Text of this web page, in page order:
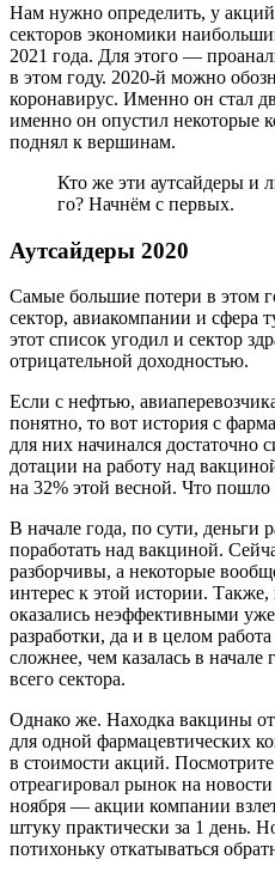
Нам нужно определить, у
секторов экономики
2021 года. Для этого —
в этом году. 2020-й можно
коронавирус. Именно он стал
именно он опустил некоторые
поднял к вершинам.
Кто же эти аутсайдеры и
го? Начнём с первых.
Аутсайдеры 2020
Самые большие потери в этом
сектор, авиакомпании и сфера
этот список угодил и сектор
отрицательной доходностью.
Если с нефтью,
понятно, то вот история с
для них начинался достаточно
дотации на работу над
на 32% этой весной. Что пошло
В начале года, по сути, деньги
поработать над вакциной.
разборчивы, а некоторые
интерес к этой истории.
оказались неэффективными
разработки, да и в целом
сложнее, чем казалась в
всего сектора.
Однако же. Находка вакцины
для одной фармацевтических
в стоимости акций. Посмотрите
отреагировал рынок на
ноября — акции компании
штуку практически за 1 день.
потихоньку откатываться